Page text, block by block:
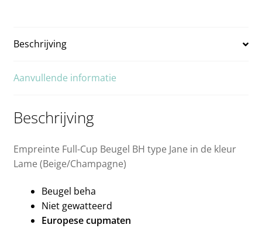
Beschrijving
Aanvullende informatie
Beschrijving
Empreinte Full-Cup Beugel BH type Jane in de kleur
Lame (Beige/Champagne)
Beugel beha
Niet gewatteerd
Europese cupmaten